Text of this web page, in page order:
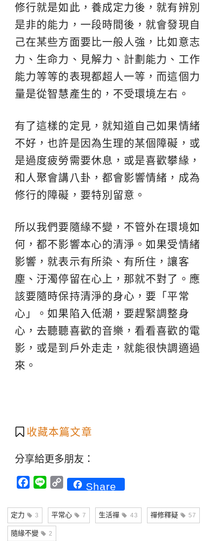
修行就是如此，養成定力後，就有辨別
是非的能力，一段時間後，就會發現自
己在某些方面要比一般人強，比如意志
力、生命力、見解力、計劃能力、工作
能力等等的表現都超人一等，而這個力
量是從智慧產生的，不受環境左右。
有了這樣的定見，就知道自己如果情緒
不好，也許是因為生理的某個障礙，或
是過度疲勞需要休息，或是喜歡攀緣，
和人聚會講八卦，都會影響情緒，成為
修行的障礙，要特別留意。
所以我們要隨緣不變，不管外在環境如
何，都不影響本心的清淨。如果受情緒
影響，就表示有所染、有所住，讓客
塵、汙濁停留在心上，那就不對了。應
該要隨時保持清淨的身心，要「平常
心」。如果陷入低潮，要趕緊調整身
心，去聽聽喜歡的音樂，看看喜歡的電
影，或是到戶外走走，就能很快調適過
來。
收藏本篇文章
分享給更多朋友：
Facebook
Line CopyShare
定力 3 平常心 7 生活禪 43 禪修釋疑 57
隨緣不變 2